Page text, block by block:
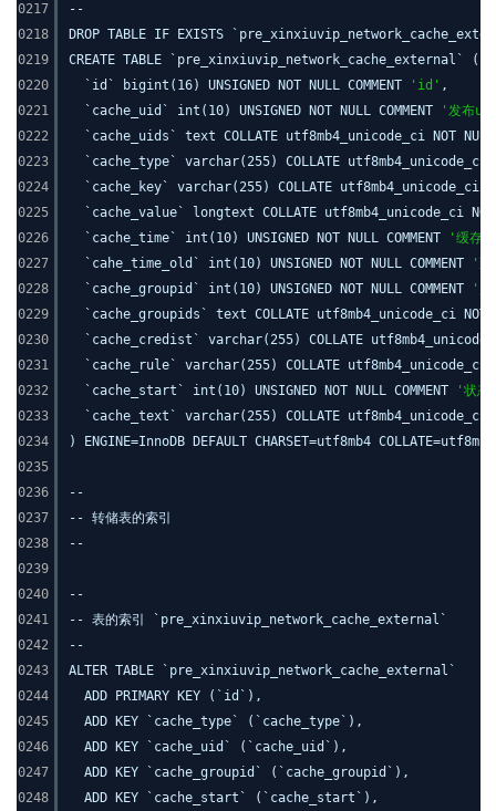
0217
0218
0219
0220
0221
0222
0223
0224
0225
0226
0227
0228
0229
0230
0231
0232
0233
0234
0235
0236
0237
0238
0239
0240
0241
0242
0243
0244
0245
0246
0247
0248
--
DROP TABLE IF EXISTS
CREATE TABLE `pre_xinxiuvip_network_cache_external` (
`id` bigint(16) UNSIGNED NOT NULL COMMENT
'id' ,
`cache_uid` int(10) UNSIGNED NOT NULL COMMENT
'发布
`cache_uids` text COLLATE utf8mb4_unicode_ci NOT NULL
`cache_type` varchar(255) COLLATE utf8mb4_unicode_ci
`cache_key` varchar(255) COLLATE utf8mb4_unicode_ci
`cache_value` longtext COLLATE utf8mb4_unicode_ci NOT
`cache_time` int(10) UNSIGNED NOT NULL COMMENT
'缓存
`cahe_time_old` int(10) UNSIGNED NOT NULL COMMENT
'到
`cache_groupid` int(10) UNSIGNED NOT NULL COMMENT
'用
`cache_groupids` text COLLATE utf8mb4_unicode_ci NOT
`cache_credist` varchar(255) COLLATE utf8mb4_unicode_ci
`cache_rule` varchar(255) COLLATE utf8mb4_unicode_ci
`cache_start` int(10) UNSIGNED NOT NULL COMMENT
'状态
`cache_text` varchar(255) COLLATE utf8mb4_unicode_ci
) ENGINE=InnoDB DEFAULT CHARSET=utf8mb4
--
-- 转储表的索引
--
--
-- 表的索引 `pre_xinxiuvip_network_cache_external`
--
ALTER TABLE `pre_xinxiuvip_network_cache_external`
ADD PRIMARY KEY (`id`),
ADD KEY `cache_type` (`cache_type`),
ADD KEY `cache_uid` (`cache_uid`),
ADD KEY `cache_groupid` (`cache_groupid`),
ADD KEY `cache_start` (`cache_start`),